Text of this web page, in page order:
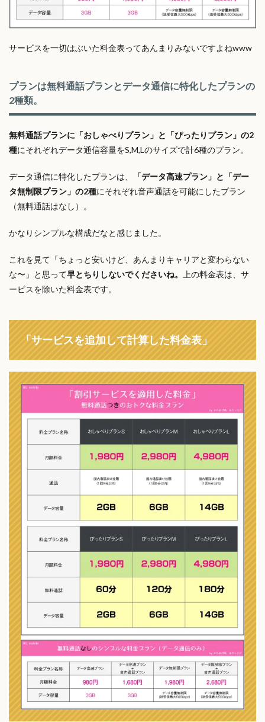
サービスを一切はぶいた料金表ってあんまりみないですよねwww
プランは無料通話プランとデータ通信に特化したプランの
2種類。
無料通話プランに「おしゃべりプラン」と「ぴったりプラン」の2
種にそれぞれデータ通信容量をS,M,Lのサイズで計6種のプラン。
データ通信に特化したプランは、
「データ高速プラン」と「デー
タ無制限プラン」の2種にそれぞれ音声通話を可能にしたプラン
（無料通話はなし）。
かなりシンプルな構成だなと感じました。
これを見て「ちょっと安いけど、あんまりキャリアと変わらない
な〜」と思って早とちりしないでくださいね。
上の料金表は、サ
ービスを除いた料金表です。
「サービスを追加して計算した料金表」